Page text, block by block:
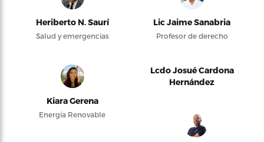
Heriberto N. Saurí
Salud y emergencias
Lic Jaime Sanabria
Profesor de derecho
Kiara Gerena
Energía Renovable
Lcdo Josué Cardona
Hernández